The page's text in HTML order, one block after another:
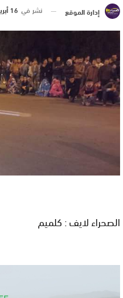
إدارة الموقع نشر في 16 أبريل 2016 الساعة 12 و 28 دقيقة
الصحراء لايف : كلميم